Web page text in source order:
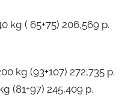
kg ( 65+75) 206,569 p.
kg (93+107) 272,735 p.
(81+97) 245,409 p.